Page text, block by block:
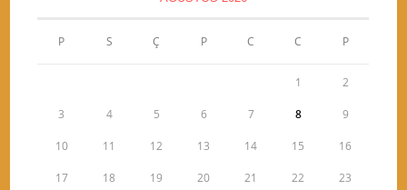
P S Ç P C C P
1 2
3 4 5 6 7 8 9
10 11 12 13 14 15 16
17 18 19 20 21 22 23